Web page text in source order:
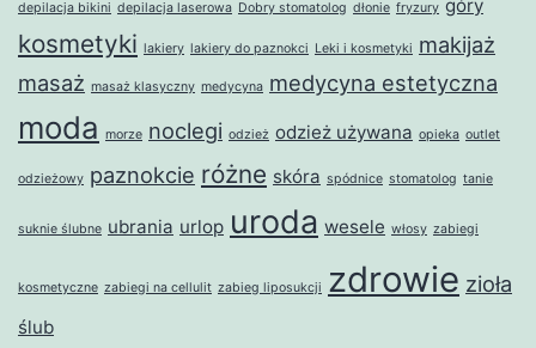
depilacja bikini depilacja laserowa Dobry stomatolog dłonie fryzury góry
kosmetyki lakiery lakiery do paznokci Leki i kosmetyki makijaż
masaż masaż klasyczny medycyna medycyna estetyczna
moda morze noclegi odzież odzież używana opieka outlet
odzieżowy paznokcie różne skóra spódnice stomatolog tanie
suknie ślubne ubrania urlop uroda wesele włosy zabiegi
kosmetyczne zabiegi na cellulit zabieg liposukcji zdrowie zioła
ślub